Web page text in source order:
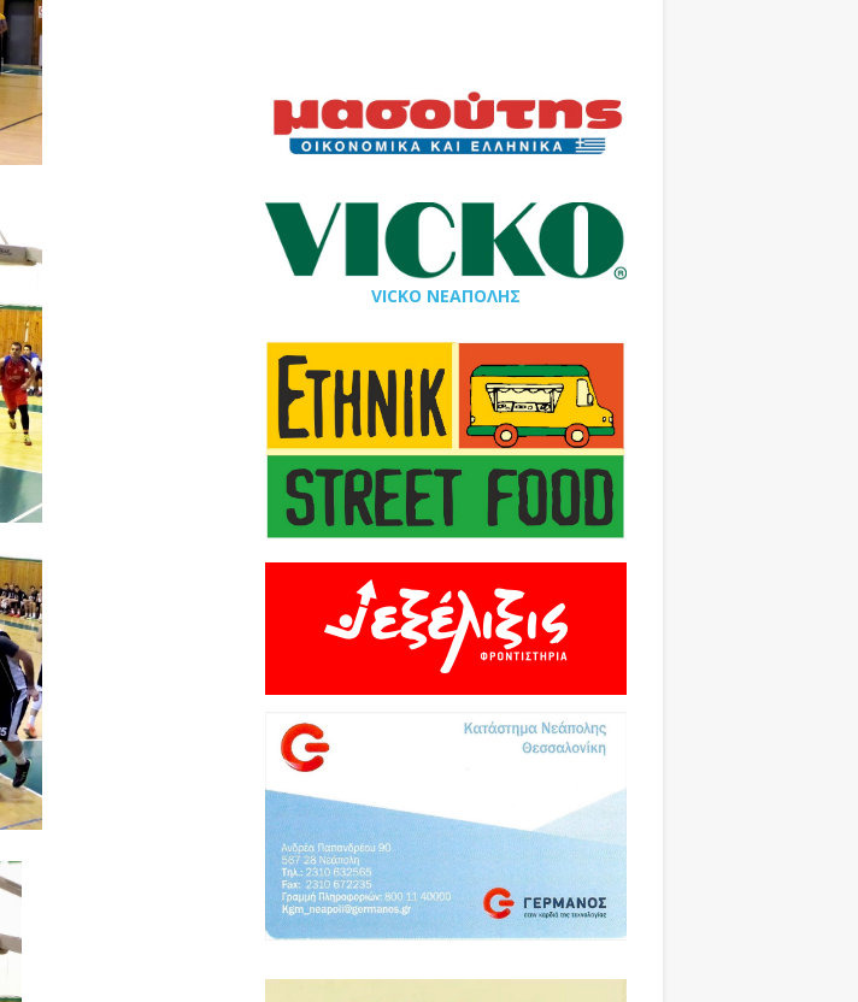
VICKO ΝΕΑΠΟΛΗΣ